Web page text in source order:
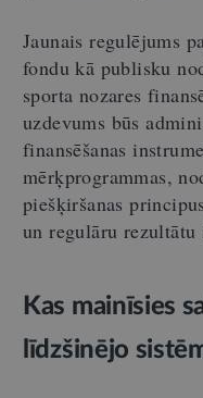
Jaunais regulējums
fondu kā publisku
sporta nozares
uzdevums būs
finansēšanas
mērķprogrammas,
piešķiršanas
un regulāru rezultātu
Kas mainīsies
līdzšinējo